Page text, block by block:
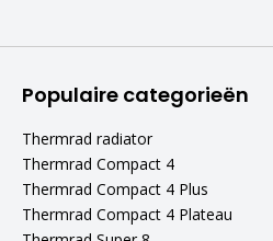
Populaire categorieën
Thermrad radiator
Thermrad Compact 4
Thermrad Compact 4 Plus
Thermrad Compact 4 Plateau